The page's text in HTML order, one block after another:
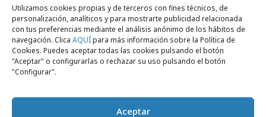
Utilizamos cookies propias y de terceros con fines técnicos, de
personalización, analíticos y para mostrarte publicidad relacionada
con tus preferencias mediante el análisis anónimo de los hábitos de
navegación. Clica AQUÍpara más información sobre la Política de
Cookies. Puedes aceptar todas las cookies pulsando el botón
"Aceptar" o configurarlas o rechazar su uso pulsando el botón
"Configurar".
Aceptar
domingo, 15 de marzo 2026
Trampas más habituales del ecommerce y
cómo evitarlas